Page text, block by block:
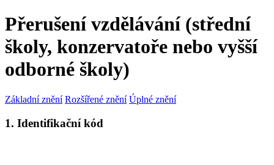
Přerušení vzdělávání (střední
školy, konzervatoře nebo vyšší
odborné školy)
Základní znění Rozšířené znění Úplné znění
1. Identifikační kód